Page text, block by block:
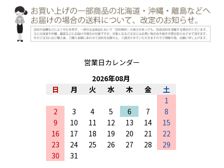
営業日カレンダー
2026年08月
日
月 火 水 木 金
土
1
2
3 4 5 6 7
8
9
10 11 12 13 14
15
16
17 18 19 20 21
22
23
24 25 26 27 28
29
30
31